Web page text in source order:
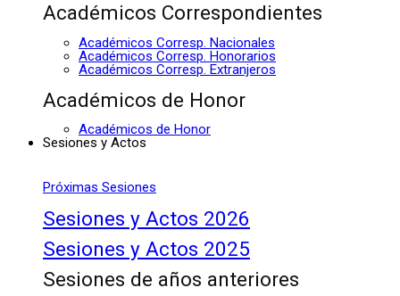
Académicos Correspondientes
Académicos Corresp. Nacionales
Académicos Corresp. Honorarios
Académicos Corresp. Extranjeros
Académicos de Honor
Académicos de Honor
Sesiones y Actos
Próximas Sesiones
Sesiones y Actos 2026
Sesiones y Actos 2025
Sesiones de años anteriores